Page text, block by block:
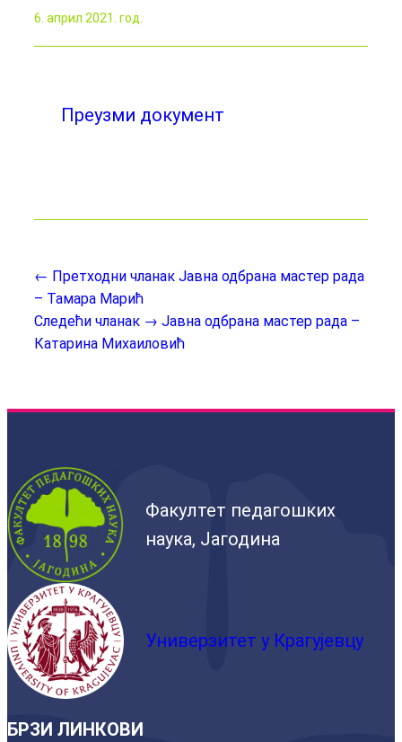
6. април 2021. год.
Преузми документ
← Претходни чланак Јавна одбрана мастер рада
– Тамара Марић
Следећи чланак → Јавна одбрана мастер рада –
Катарина Михаиловић
Факултет педагошких
наука, Јагодина
Универзитет у Крагујевцу
БРЗИ ЛИНКОВИ